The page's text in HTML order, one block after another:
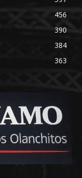
456
390
384
363